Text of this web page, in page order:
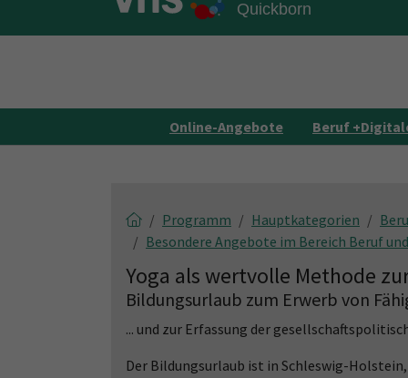
Skip to main content
Skip to page footer
Online-Angebote Beruf
Programm Hauptkategorien
Besondere Angebote im Bereich Beruf
Yoga als wertvolle Methode
Bildungsurlaub zum Erwerb von
... und zur Erfassung der
Der Bildungsurlaub ist in Schleswig-